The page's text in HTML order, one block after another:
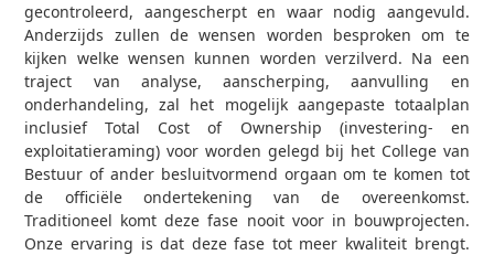
gecontroleerd, aangescherpt en waar nodig aangevuld.
Anderzijds zullen de wensen worden besproken om te
kijken welke wensen kunnen worden verzilverd. Na een
traject van analyse, aanscherping, aanvulling en
onderhandeling, zal het mogelijk aangepaste totaalplan
inclusief Total Cost of Ownership (investering- en
exploitatieraming) voor worden gelegd bij het College van
Bestuur of ander besluitvormend orgaan om te komen tot
de officiële ondertekening van de overeenkomst.
Traditioneel komt deze fase nooit voor in bouwprojecten.
Onze ervaring is dat deze fase tot meer kwaliteit brengt.